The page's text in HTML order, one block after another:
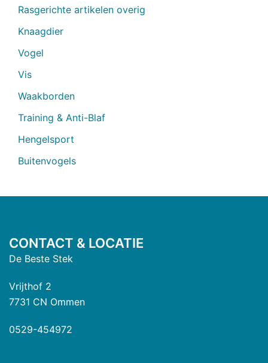
Rasgerichte artikelen overig
Knaagdier
Vogel
Vis
Waakborden
Training & Anti-Blaf
Hengelsport
Buitenvogels
CONTACT & LOCATIE
De Beste Stek
Vrijthof 2
7731 CN Ommen
0529-454972